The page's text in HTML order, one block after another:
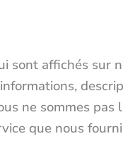
sont affichés
ne sommes
que nous